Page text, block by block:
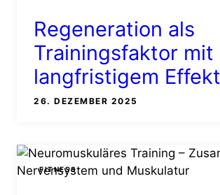
Regeneration als
Trainingsfaktor mit
langfristigem Effekt
26. DEZEMBER 2025
FITNESS